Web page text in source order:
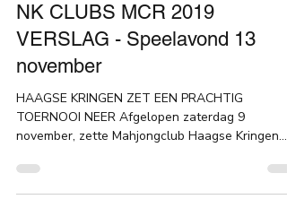
18 nov 2019 1 minuten om te lezen
AVONDUITSLAG
NK CLUBS MCR 2019
VERSLAG - Speelavond 13
november